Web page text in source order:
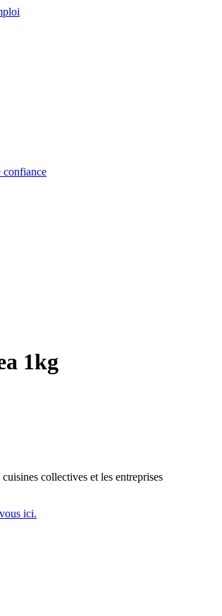
confiance
1kg
collectives et les entreprises
ici.